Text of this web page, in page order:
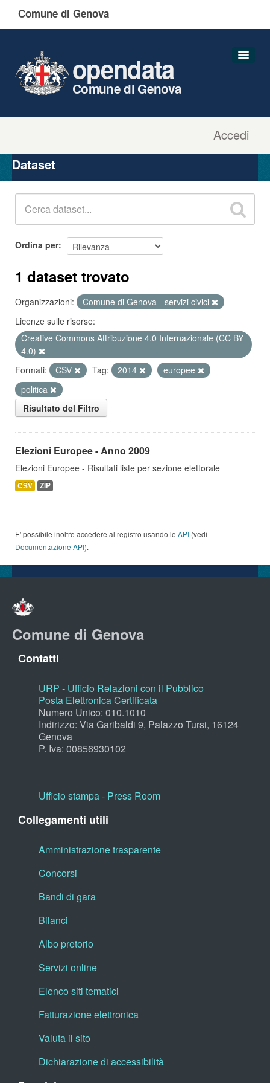
Comune di Genova
Accedi
opendata
Comune di Genova
Organizzazioni
Gruppi
Dataset
Ordina per
1 dataset trovato
Organizzazioni:
Comune di Genova - servizi civici
Licenze sulle risorse:
Creative Commons Attribuzione 4.0 Internazionale (CC BY
4.0)
Formati:
CSV Tag: 2014
europee
politica
Risultato del Filtro
Elezioni Europee - Anno 2009
Elezioni Europee - Risultati liste per sezione elettorale
CSV ZIP
E' possibile inoltre accedere al registro usando le API (vedi
Documentazione API).
Comune di Genova
Contatti
URP - Ufficio Relazioni con il Pubblico
Posta Elettronica Certificata
Numero Unico: 010.1010
Indirizzo: Via Garibaldi 9, Palazzo Tursi, 16124
Genova
P. Iva: 00856930102
Ufficio stampa - Press Room
Collegamenti utili
Amministrazione trasparente
Concorsi
Bandi di gara
Bilanci
Albo pretorio
Servizi online
Elenco siti tematici
Fatturazione elettronica
Valuta il sito
Dichiarazione di accessibilità